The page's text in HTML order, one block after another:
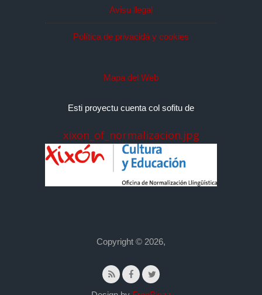
Avisu llegal
Política de privacidá y cookies
Mapa del Web
Esti proyectu cuenta col sofitu de
xixon_of_normalizacion.jpg
Copyright © 2026,